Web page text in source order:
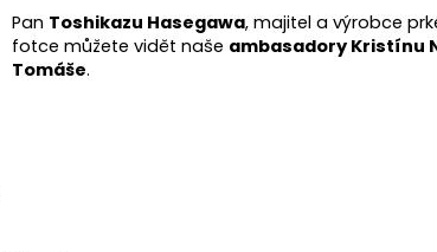
Pan Toshikazu Hasegawa, majitel a výrobce
fotce můžete vidět naše ambasadory Kristínu
Tomáše.